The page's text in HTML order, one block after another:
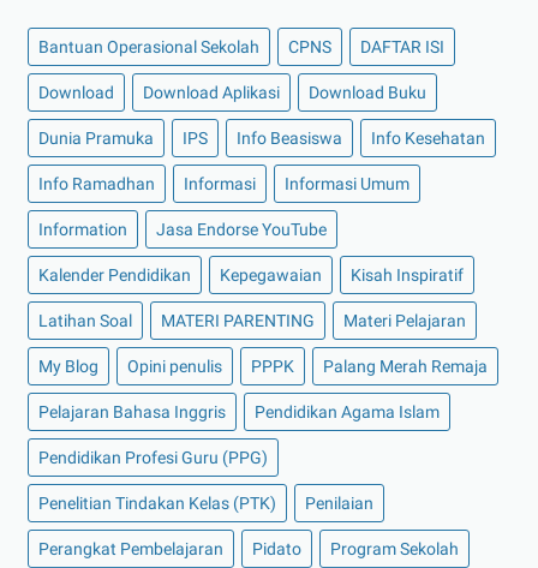
Bantuan Operasional Sekolah CPNS DAFTAR ISI
Download Download Aplikasi Download Buku
Dunia Pramuka IPS Info Beasiswa Info Kesehatan
Info Ramadhan Informasi Informasi Umum
Information Jasa Endorse YouTube
Kalender Pendidikan Kepegawaian Kisah Inspiratif
Latihan Soal MATERI PARENTING Materi Pelajaran
My Blog Opini penulis PPPK Palang Merah Remaja
Pelajaran Bahasa Inggris Pendidikan Agama Islam
Pendidikan Profesi Guru (PPG)
Penelitian Tindakan Kelas (PTK) Penilaian
Perangkat Pembelajaran Pidato Program Sekolah